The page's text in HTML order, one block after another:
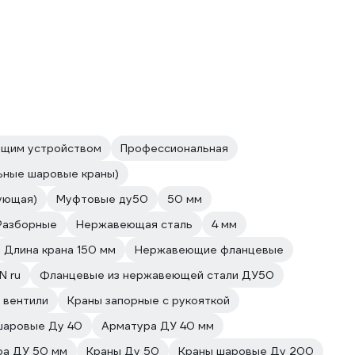
устройством
Профессиональная
шаровые краны)
Муфтовые ду50
50 мм
Нержавеющая сталь
4 мм
Длина крана 150 мм
Нержавеющие фланцевые
ru
Фланцевые из нержавеющей стали ДУ50
Краны запорные с рукояткой
Ду 40
Арматура ДУ 40 мм
ДУ 50 мм Краны Ду 50 Краны шаровые Ду 200